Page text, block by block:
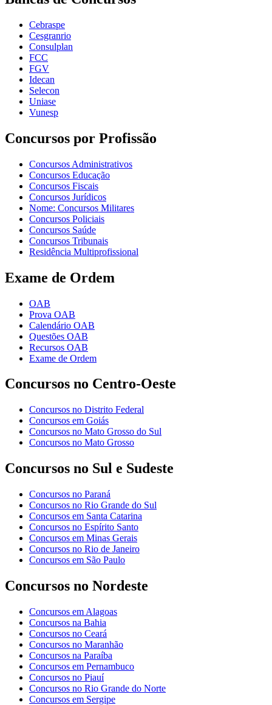
Cebraspe
Cesgranrio
Consulplan
FCC
FGV
Idecan
Selecon
Uniase
Vunesp
Concursos por Profissão
Concursos Administrativos
Concursos Educação
Concursos Fiscais
Concursos Jurídicos
Nome: Concursos Militares
Concursos Policiais
Concursos Saúde
Concursos Tribunais
Residência Multiprofissional
Exame de Ordem
OAB
Prova OAB
Calendário OAB
Questões OAB
Recursos OAB
Exame de Ordem
Concursos no Centro-Oeste
Concursos no Distrito Federal
Concursos em Goiás
Concursos no Mato Grosso do Sul
Concursos no Mato Grosso
Concursos no Sul e Sudeste
Concursos no Paraná
Concursos no Rio Grande do Sul
Concursos em Santa Catarina
Concursos no Espírito Santo
Concursos em Minas Gerais
Concursos no Rio de Janeiro
Concursos em São Paulo
Concursos no Nordeste
Concursos em Alagoas
Concursos na Bahia
Concursos no Ceará
Concursos no Maranhão
Concursos na Paraíba
Concursos em Pernambuco
Concursos no Piauí
Concursos no Rio Grande do Norte
Concursos em Sergipe